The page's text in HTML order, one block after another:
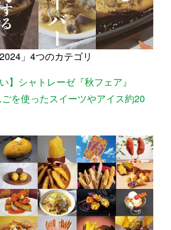
」4つのカテゴリ
】シャトレーゼ『秋フェア』
を使ったスイーツやアイス約20